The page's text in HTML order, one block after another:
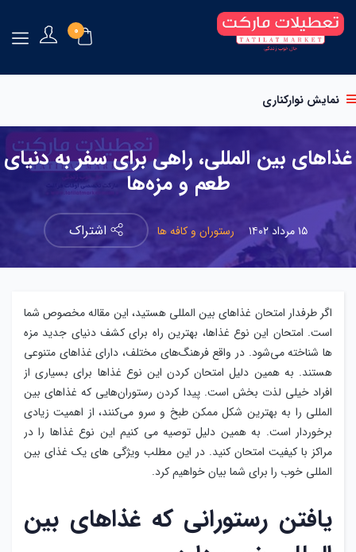
0
نمایش نوارکناری
غذاهای بین المللی، راهی برای سفر به دنیای
طعم و مزه‌ها
۱۵ مرداد ۱۴۰۲ رستوران و کافه ها اشتراک
اگر طرفدار امتحان غذاهای بین المللی هستید، این مقاله مخصوص شما
است. امتحان این نوع غذاها، بهترین راه‌ برای کشف دنیای جدید مزه
ها شناخته می‌شود. در واقع فرهنگ‌های مختلف، دارای غذاهای متنوعی
هستند. به همین دلیل امتحان کردن این نوع غذاها برای بسیاری از
افراد خیلی لذت بخش است. پیدا کردن رستوران‌هایی که غذاهای بین
المللی را به بهترین شکل ممکن طبخ و سرو می‌کنند، از اهمیت زیادی
برخوردار است. به همین دلیل توصیه می کنیم این نوع غذاها را در
مراکز با کیفیت امتحان کنید. در این مطلب ویژگی های یک غذای بین
المللی خوب را برای شما بیان خواهیم کرد.
یافتن رستورانی که غذاهای بین